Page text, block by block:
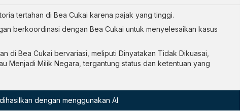
tertahan di Bea Cukai karena pajak yang tinggi.
berkoordinasi dengan Bea Cukai untuk menyelesaikan kasus
di Bea Cukai bervariasi, meliputi Dinyatakan Tidak Dikuasai,
Menjadi Milik Negara, tergantung status dan ketentuan yang
dengan menggunakan AI